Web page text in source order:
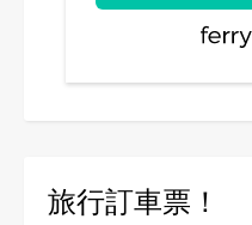
旅行訂車票！